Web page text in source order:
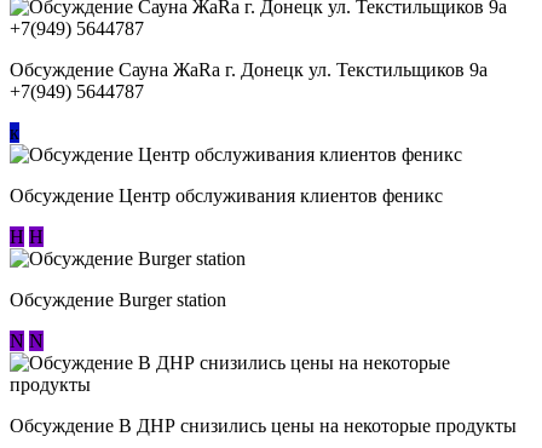
Обсуждение Сауна ЖаRa г. Донецк ул. Текстильщиков 9а
+7(949) 5644787
к
Обсуждение Центр обслуживания клиентов феникс
Н Н
Обсуждение Burger station
N N
Обсуждение В ДНР снизились цены на некоторые продукты